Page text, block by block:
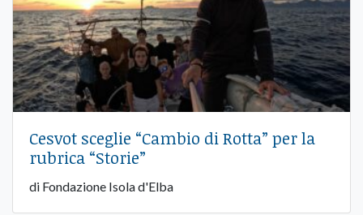
Cesvot sceglie “Cambio di Rotta” per la
rubrica “Storie”
di Fondazione Isola d'Elba